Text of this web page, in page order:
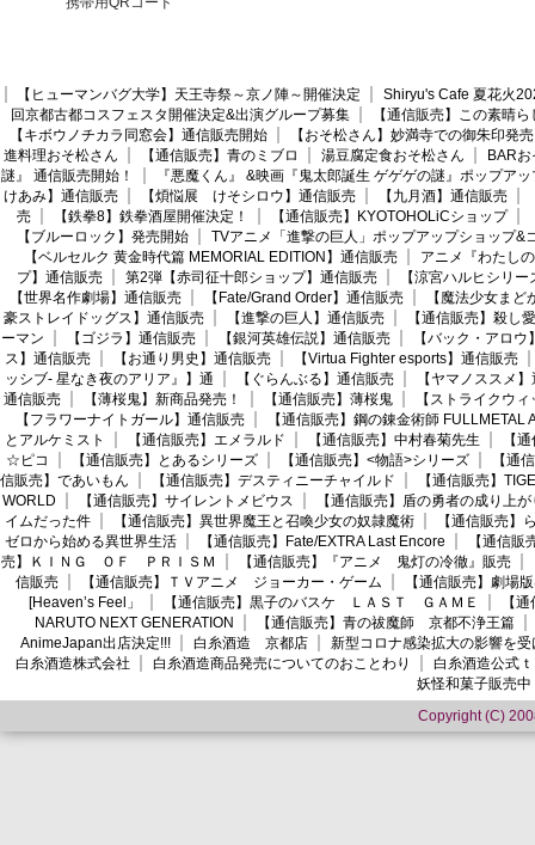
【ヒューマンバグ大学】天王寺祭～京ノ陣～開催決定
Shiryu's Cafe 夏花火
回京都古都コスフェスタ開催決定&出演グループ募集
【通信販売】この素晴
【キボウノチカラ同窓会】通信販売開始
【おそ松さん】妙満寺での御朱印発売
進料理おそ松さん
【通信販売】青のミブロ 湯豆腐定食おそ松さん
BAR
謎』 通信販売開始！
『悪魔くん』 &映画『鬼太郎誕生 ゲゲゲの謎』ポップア
けあみ】通信販売
【煩悩展 けそシロウ】通信販売 【九月酒】通信販売
売
【鉄拳8】鉄拳酒屋開催決定！ 【通信販売】KYOTOHOLiCショップ
【ブルーロック】発売開始
TVアニメ「進撃の巨人」ポップアップショップ&
【ベルセルク 黄金時代篇 MEMORIAL EDITION】通信販売
アニメ『わたし
プ】通信販売
第2弾【赤司征十郎ショップ】通信販売
【涼宮ハルヒシリ
【世界名作劇場】通信販売
【Fate/Grand Order】通信販売
【魔法少女ま
豪ストレイドッグス】通信販売
【進撃の巨人】通信販売
【通信販売】殺し愛
ーマン
【ゴジラ】通信販売 【銀河英雄伝説】通信販売
【バック・アロウ
ス】通信販売
【お通り男史】通信販売
【Virtua Fighter esports】通信販売
ッシブ- 星なき夜のアリア』】通
【ぐらんぶる】通信販売
【ヤマノススメ
通信販売
【薄桜鬼】新商品発売！ 【通信販売】薄桜鬼
【ストライクウ
【フラワーナイトガール】通信販売
【通信販売】鋼の錬金術師 FULLMETAL
とアルケミスト
【通信販売】エメラルド 【通信販売】中村春菊先生
【
☆ピコ
【通信販売】とあるシリーズ 【通信販売】<物語>シリーズ
【通
信販売】であいもん
【通信販売】デスティニーチャイルド
【通信販売】
WORLD
【通信販売】サイレントメビウス
【通信販売】盾の勇者の成り上が
イムだった件
【通信販売】異世界魔王と召喚少女の奴隷魔術
【通信販売】
ゼロから始める異世界生活
【通信販売】Fate/EXTRA Last Encore
【通信
売】ＫＩＮＧ ＯＦ ＰＲＩＳＭ
【通信販売】『アニメ 鬼灯の冷徹』販売
信販売
【通信販売】ＴＶアニメ ジョーカー・ゲーム
【通信販売】劇場
[Heaven’s Feel」
【通信販売】黒子のバスケ ＬＡＳＴ ＧＡＭＥ
【
NARUTO NEXT GENERATION
【通信販売】青の祓魔師 京都不浄王篇
AnimeJapan出店決定!!!
白糸酒造 京都店
新型コロナ感染拡大の影響を
白糸酒造株式会社
白糸酒造商品発売についてのおことわり
白糸酒造公式
妖怪和菓子販売中
Copyright (C)